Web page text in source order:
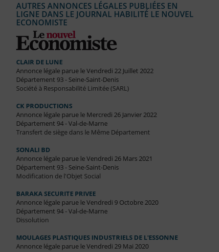
AUTRES ANNONCES LÉGALES PUBLIÉES EN
LIGNE DANS LE JOURNAL HABILITÉ LE NOUVEL
ECONOMISTE
CLAIR DE LUNE
Annonce légale parue le Vendredi 22 Juillet 2022
Département 93 - Seine-Saint-Denis
Société à Responsabilité Limitée (SARL)
CK PRODUCTIONS
Annonce légale parue le Mercredi 26 Janvier 2022
Département 94 - Val-de-Marne
Transfert de siège dans le Même Département
SONALI BD
Annonce légale parue le Vendredi 26 Mars 2021
Département 93 - Seine-Saint-Denis
Modification de l'Objet Social
BARAKA SECURITE PRIVEE
Annonce légale parue le Vendredi 9 Octobre 2020
Département 94 - Val-de-Marne
Dissolution
MOULAGES PLASTIQUES INDUSTRIELS DE L'ESSONNE
Annonce légale parue le Vendredi 29 Mai 2020